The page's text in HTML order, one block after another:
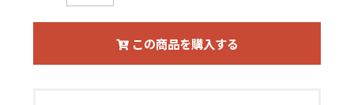
この商品を購入する